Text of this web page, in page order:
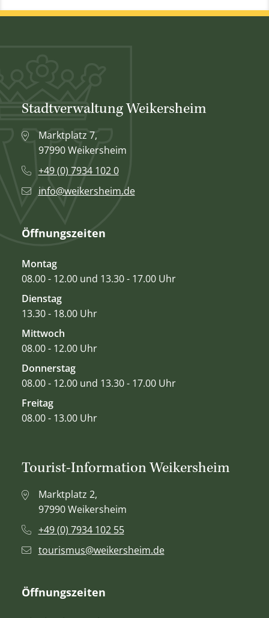
Stadtverwaltung Weikersheim
Marktplatz 7,
97990 Weikersheim
+49 (0) 7934 102 0
info@weikersheim.de
Öffnungszeiten
Montag
08.00 - 12.00 und 13.30 - 17.00 Uhr
Dienstag
13.30 - 18.00 Uhr
Mittwoch
08.00 - 12.00 Uhr
Donnerstag
08.00 - 12.00 und 13.30 - 17.00 Uhr
Freitag
08.00 - 13.00 Uhr
Tourist-Information Weikersheim
Marktplatz 2,
97990 Weikersheim
+49 (0) 7934 102 55
tourismus@weikersheim.de
Öffnungszeiten